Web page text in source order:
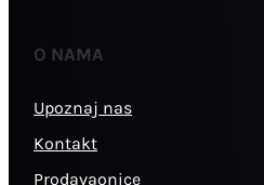
O NAMA
Upoznaj nas
Kontakt
Prodavaonice